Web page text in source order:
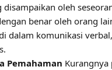
disampaikan oleh
benar oleh orang
dalam komunikasi
Pemahaman Kurangnya